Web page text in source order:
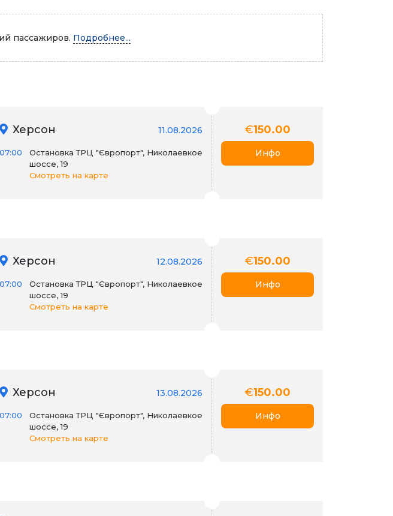
Автопарк
пассажиров. Подробнее...
Херсон 11.08.2026
07:00
Остановка ТРЦ "Європорт", Николаевкое
шоссе, 19
Смотреть на карте
€150.00
Инфо
Херсон 12.08.2026
07:00
Остановка ТРЦ "Європорт", Николаевкое
шоссе, 19
Смотреть на карте
€150.00
Инфо
Херсон 13.08.2026
07:00
Остановка ТРЦ "Європорт", Николаевкое
шоссе, 19
Смотреть на карте
€150.00
Инфо